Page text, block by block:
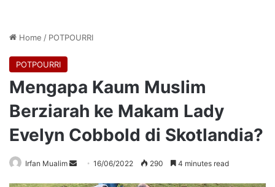
Home / POTPOURRI
POTPOURRI
Mengapa Kaum Muslim
Berziarah ke Makam Lady
Evelyn Cobbold di Skotlandia?
Irfan Mualim
Send16/06/2022 290 4 minutes read